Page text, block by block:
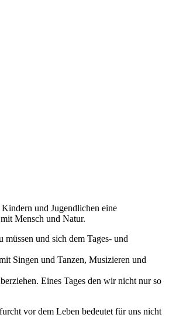
und Jugendlichen eine
Mensch und Natur.
und sich dem Tages- und
Singen und Tanzen, Musizieren und
Eines Tages den wir nicht nur so
vor dem Leben bedeutet für uns nicht